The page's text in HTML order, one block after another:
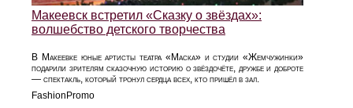
Макеевск встретил «Сказку о звёздах»:
волшебство детского творчества
В Макеевке юные артисты театра «Маска» и студии «Жемчужинки»
подарили зрителям сказочную историю о звёздочёте, дружбе и доброте
— спектакль, который тронул сердца всех, кто пришёл в зал.
FashionPromo